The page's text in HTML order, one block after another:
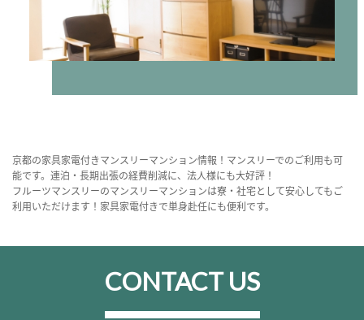
京都の家具家電付きマンスリーマンション情報！マンスリーでのご利用も可
能です。連泊・長期出張の経費削減に、法人様にも大好評！
フルーツマンスリーのマンスリーマンションは寮・社宅として安心してもご
利用いただけます！家具家電付きで単身赴任にも便利です。
CONTACT US